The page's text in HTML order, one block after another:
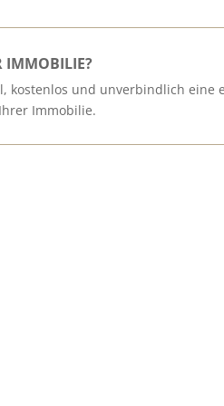
IMMOBILIE?
kostenlos und unverbindlich eine
Immobilie.